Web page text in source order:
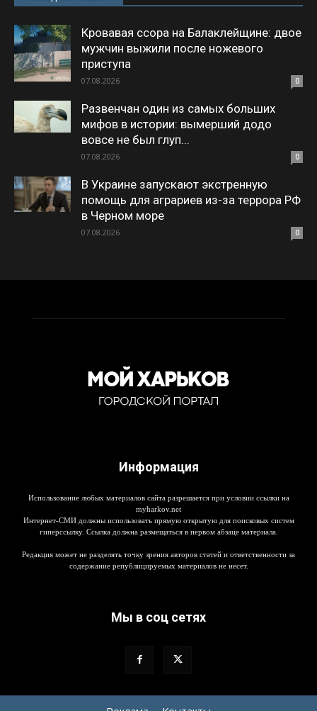
Кровавая ссора на Балаклейщине: двое
мужчин выжили после ножевого
приступа
07.08.2026 0
Развенчан один из самых больших
мифов в истории: вымерший додо
вовсе не был глуп...
07.08.2026 0
В Украине запускают экстренную
помощь для аграриев из-за террора РФ
в Черном море
07.08.2026 0
Информация
Использование любых материалов сайта разрешается при условии ссылки на
myharkov.net
Интернет-СМИ должны использовать прямую открытую для поисковых систем
гиперссылку. Ссылка должна размещаться в первом абзаце материала.
Редакция может не разделять точку зрения авторов статей и ответственности за
содержание републицируемых материалов не несет.
Мы в соц сетях